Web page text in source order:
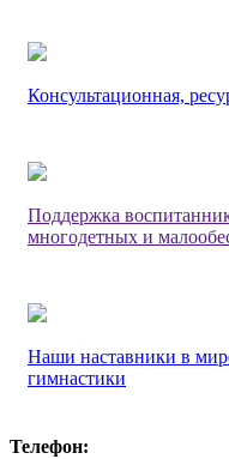
Консультационная,
Поддержка
многодетных и
Наши наставники в
гимнастики
Телефон: